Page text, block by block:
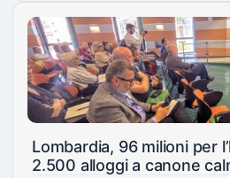
Lombardia, 96 milioni per
2.500 alloggi a canone